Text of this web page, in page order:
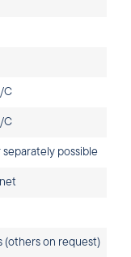
C
C
separately possible
(others on request)